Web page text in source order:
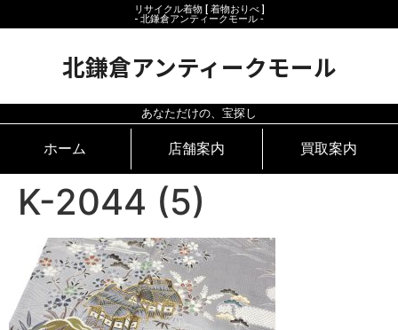
リサイクル着物 [ 着物おりべ ]
- 北鎌倉アンティークモール ‐
北鎌倉アンティークモール
あなただけの、宝探し
ホーム 店舗案内 買取案内
K-2044 (5)